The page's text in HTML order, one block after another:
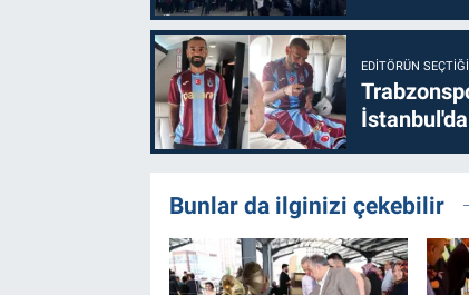
EDITÖRÜN SEÇTIĞI
Bunlar da ilginizi çekebilir